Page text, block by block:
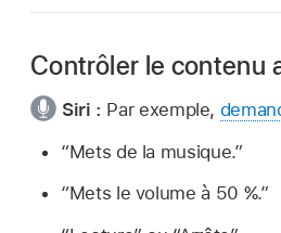
Contrôler le contenu
Siri : Par exemple,
“Mets de la musique.”
“Mets le volume à 50 %.”